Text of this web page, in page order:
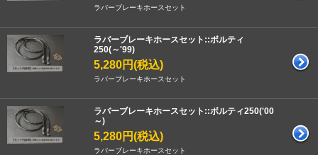
ラバーブレーキホースセット
ラバーブレーキホースセット::ボルティ
250(～'99)
5,280円(税込)
ラバーブレーキホースセット
ラバーブレーキホースセット::ボルティ250('00
～)
5,280円(税込)
ラバーブレーキホースセット